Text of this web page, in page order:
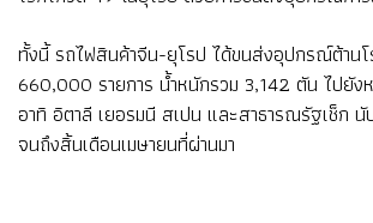
ทั้งนี้ รถไฟสินค้าจีน-ยุโรป ได้ขนส่งอุปกรณ์ต้านโ
660,000 รายการ น้ำหนักรวม 3,142 ตัน ไปยัง
อาทิ อิตาลี เยอรมนี สเปน และสาธารณรัฐเช็ก
จนถึงสิ้นเดือนเมษายนที่ผ่านมา